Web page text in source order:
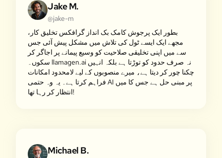
Jake M.
@jake-m
بطور ایک پرجوش کامک بک انداز گرافکس تخلیق کار،
مجھے ایک ایسے ٹول کی تلاش میں مشکل پیش آئی جس
سے میں اپنی تخلیقی صلاحیت کو وسیع پیمانے پر اجاگر کر
سکوں۔ llamagen.ai نہ صرف حدود کو توڑتا ہے بلکہ انہیں
چکنا چور کر دیتا ہے، میرے منصوبوں کے لیے لامحدود امکانات
فراہم کرتا ہے۔ یہ وہ حتمی AI پر مبنی حل ہے جس کا میں
انتظار کر رہا تھا!
Michael B.